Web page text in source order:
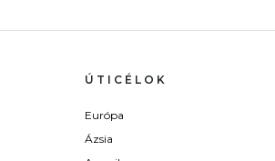
ÚTICÉLOK
Európa
Ázsia